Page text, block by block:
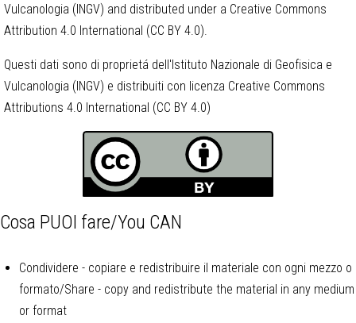
Vulcanologia (INGV) and distributed under a Creative Commons
Attribution 4.0 International (CC BY 4.0).
Questi dati sono di proprietá dell'Istituto Nazionale di Geofisica e
Vulcanologia (INGV) e distribuiti con licenza Creative Commons
Attributions 4.0 International (CC BY 4.0)
Cosa PUOI fare/You CAN
Condividere - copiare e redistribuire il materiale con ogni mezzo o
formato/Share - copy and redistribute the material in any medium
or format